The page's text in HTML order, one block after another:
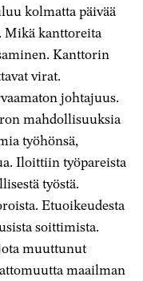
kolmatta päivää
Mikä kanttoreita
Kanttorin
virat.
johtajuus.
mahdollisuuksia
työhönsä,
Iloittiin työpareista
työstä.
Etuoikeudesta
soittimista.
muuttunut
maailman